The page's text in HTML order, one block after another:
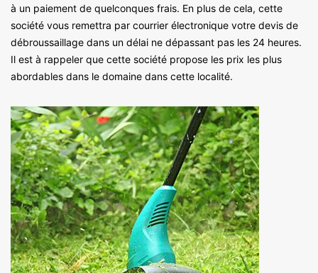
à un paiement de quelconques frais. En plus de cela, cette
société vous remettra par courrier électronique votre devis de
débroussaillage dans un délai ne dépassant pas les 24 heures.
Il est à rappeler que cette société propose les prix les plus
abordables dans le domaine dans cette localité.